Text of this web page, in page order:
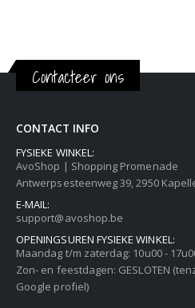
Contacteer ons
CONTACT INFO
FYSIEKE WINKEL:
AvoShop | Shopping Promenade
Antwerpsesteenweg 39, 2950
E-MAIL:
support@avoshop.be
OPENINGSUREN FYSIEKE WINKEL:
Maandag t/m zaterdag: 10u00 -
Zon- en feestdagen: GESLOTEN
Google profiel)